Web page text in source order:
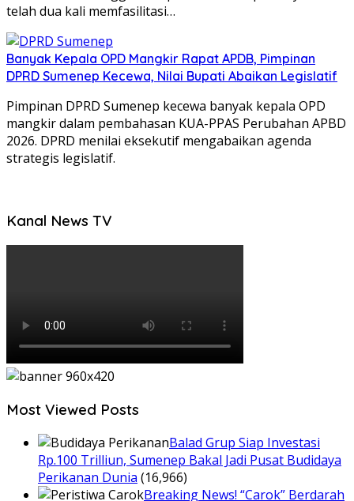
telah dua kali memfasilitasi…
Banyak Kepala OPD Mangkir Rapat APDB, Pimpinan
DPRD Sumenep Kecewa, Nilai Bupati Abaikan Legislatif
Pimpinan DPRD Sumenep kecewa banyak kepala OPD
mangkir dalam pembahasan KUA-PPAS Perubahan APBD
2026. DPRD menilai eksekutif mengabaikan agenda
strategis legislatif.
Kanal News TV
Most Viewed Posts
Balad Grup Siap Investasi
Rp.100 Trilliun, Sumenep Bakal Jadi Pusat Budidaya
Perikanan Dunia (16,966)
Breaking News! “Carok” Berdarah